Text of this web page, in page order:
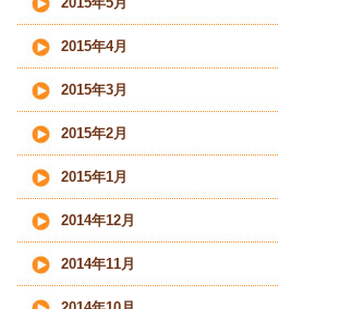
2015年4月
2015年3月
2015年2月
2015年1月
2014年12月
2014年11月